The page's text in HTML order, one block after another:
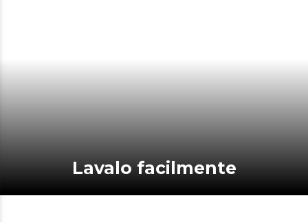
Lavalo facilmente